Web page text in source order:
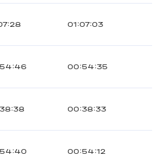
01:07:03
00:54:35
00:38:33
00:54:12